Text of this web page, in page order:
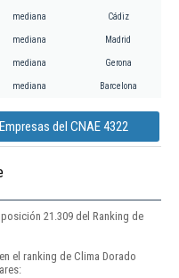
mediana Cádiz
mediana Madrid
mediana Gerona
mediana Barcelona
del CNAE 4322
21.309 del Ranking de
el ranking de Clima Dorado